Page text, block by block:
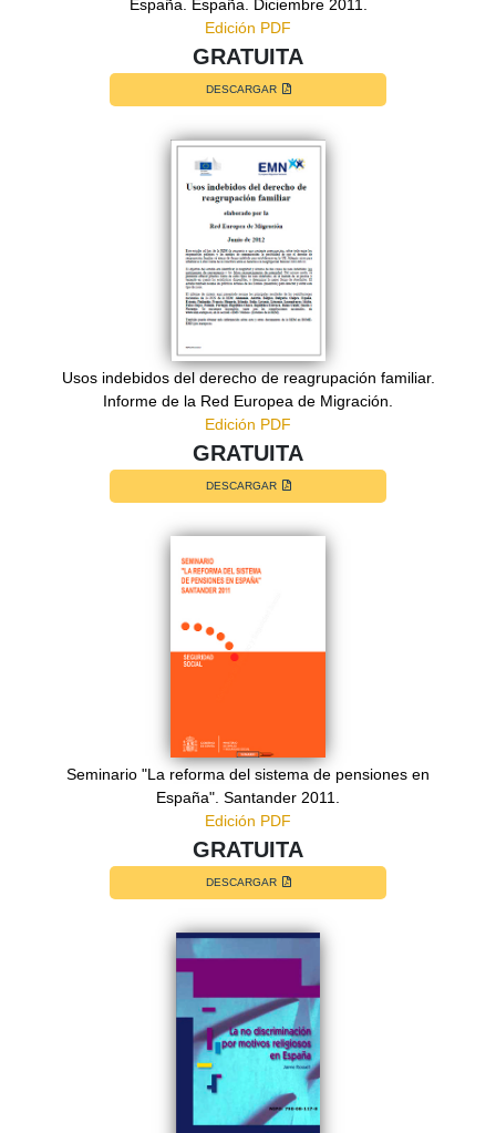
España. España. Diciembre 2011.
Edición PDF
GRATUITA
DESCARGAR
Usos indebidos del derecho de reagrupación familiar.
Informe de la Red Europea de Migración.
Edición PDF
GRATUITA
DESCARGAR
Seminario "La reforma del sistema de pensiones en
España". Santander 2011.
Edición PDF
GRATUITA
DESCARGAR